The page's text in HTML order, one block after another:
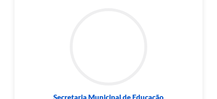
Secretaria Municipal de Educação